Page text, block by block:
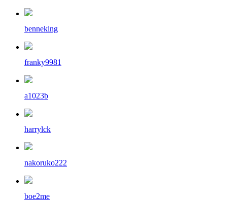
benneking
franky9981
a1023b
harrylck
nakoruko222
boe2me